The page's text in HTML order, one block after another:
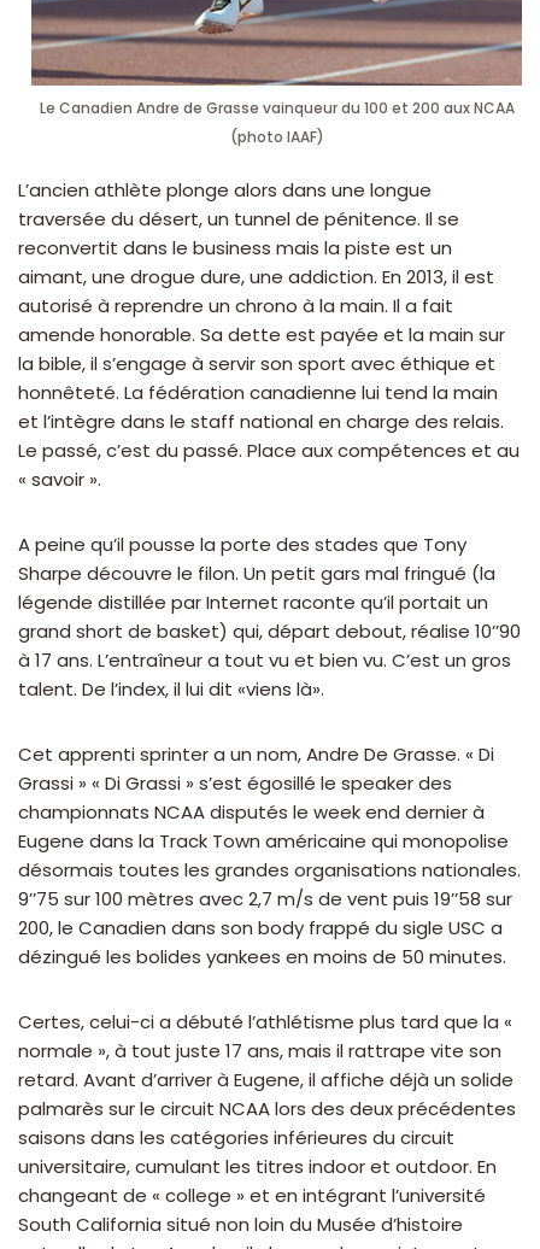
Le Canadien Andre de Grasse vainqueur du 100 et 200 aux NCAA
(photo IAAF)
L’ancien athlète plonge alors dans une longue
traversée du désert, un tunnel de pénitence. Il se
reconvertit dans le business mais la piste est un
aimant, une drogue dure, une addiction. En 2013, il est
autorisé à reprendre un chrono à la main. Il a fait
amende honorable. Sa dette est payée et la main sur
la bible, il s’engage à servir son sport avec éthique et
honnêteté. La fédération canadienne lui tend la main
et l’intègre dans le staff national en charge des relais.
Le passé, c’est du passé. Place aux compétences et au
« savoir ».
A peine qu’il pousse la porte des stades que Tony
Sharpe découvre le filon. Un petit gars mal fringué (la
légende distillée par Internet raconte qu’il portait un
grand short de basket) qui, départ debout, réalise 10’’90
à 17 ans. L’entraîneur a tout vu et bien vu. C’est un gros
talent. De l’index, il lui dit «viens là».
Cet apprenti sprinter a un nom, Andre De Grasse. « Di
Grassi » « Di Grassi » s’est égosillé le speaker des
championnats NCAA disputés le week end dernier à
Eugene dans la Track Town américaine qui monopolise
désormais toutes les grandes organisations nationales.
9’’75 sur 100 mètres avec 2,7 m/s de vent puis 19’’58 sur
200, le Canadien dans son body frappé du sigle USC a
dézingué les bolides yankees en moins de 50 minutes.
Certes, celui-ci a débuté l’athlétisme plus tard que la «
normale », à tout juste 17 ans, mais il rattrape vite son
retard. Avant d’arriver à Eugene, il affiche déjà un solide
palmarès sur le circuit NCAA lors des deux précédentes
saisons dans les catégories inférieures du circuit
universitaire, cumulant les titres indoor et outdoor. En
changeant de « college » et en intégrant l’université
South California situé non loin du Musée d’histoire